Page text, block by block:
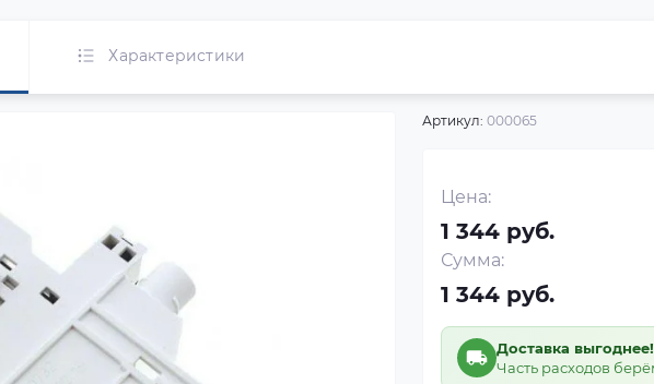
Характеристики
Артикул: 000065
Цена:
1 344 руб.
Сумма:
1 344 руб.
Доставка выгоднее!
Часть расходов